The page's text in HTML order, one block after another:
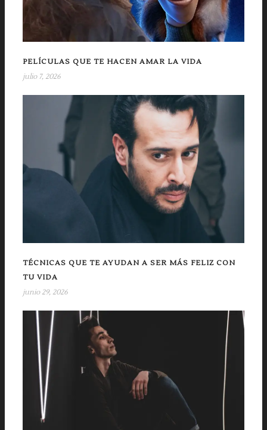
PELÍCULAS QUE TE HACEN AMAR LA VIDA
julio 7, 2026
TÉCNICAS QUE TE AYUDAN A SER MÁS FELIZ CON
TU VIDA
junio 29, 2026